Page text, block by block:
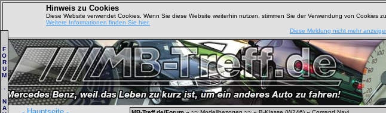
Hinweis zu Cookies
Diese Website verwendet Cookies. Wenn Sie diese Website weiterhin nutzen, stimmen Sie der Verwendung von Cookies zu.
Weitere Informationen finden Sie hier.
Diese Meldung nicht mehr
F
O
R
U
M
-
N
A